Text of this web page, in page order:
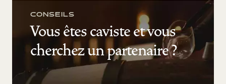
CONSEILS
Vous êtes caviste et vous
cherchez un partenaire ?